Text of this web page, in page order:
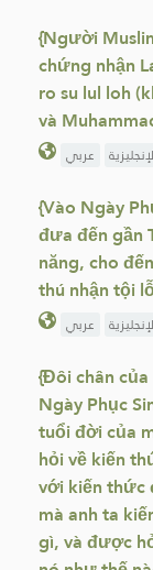
{Người
chứng nhận
ro su lul loh
và
عربي
{Vào Ngày
đưa đến gần
năng, cho
thú nhận tội
عربي
{Đôi chân
Ngày Phục
tuổi đời của
hỏi về kiến
với kiến thức
mà anh ta
gì, và được